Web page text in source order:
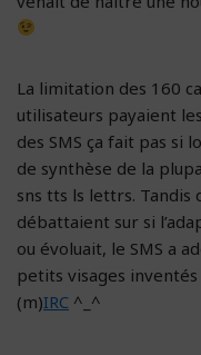
La limitation des 160
utilisateurs payaient
des SMS ça fait pas si
de synthèse de la
sns tts ls lettrs. Tandis
débattaient sur si
ou évoluait, le SMS a
petits visages
(m)IRC ^_^